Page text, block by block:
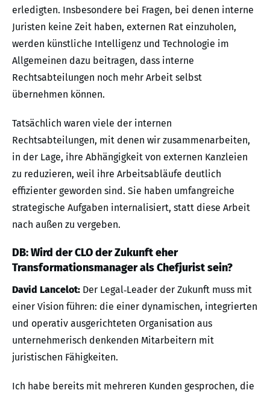
erledigten. Insbesondere bei Fragen, bei denen interne
Juristen keine Zeit haben, externen Rat einzuholen,
werden künstliche Intelligenz und Technologie im
Allgemeinen dazu beitragen, dass interne
Rechtsabteilungen noch mehr Arbeit selbst
übernehmen können.
Tatsächlich waren viele der internen
Rechtsabteilungen, mit denen wir zusammenarbeiten,
in der Lage, ihre Abhängigkeit von externen Kanzleien
zu reduzieren, weil ihre Arbeitsabläufe deutlich
effizienter geworden sind. Sie haben umfangreiche
strategische Aufgaben internalisiert, statt diese Arbeit
nach außen zu vergeben.
DB: Wird der CLO der Zukunft eher
Transformationsmanager als Chefjurist sein?
David Lancelot: Der Legal‑Leader der Zukunft muss mit
einer Vision führen: die einer dynamischen, integrierten
und operativ ausgerichteten Organisation aus
unternehmerisch denkenden Mitarbeitern mit
juristischen Fähigkeiten.
Ich habe bereits mit mehreren Kunden gesprochen, die